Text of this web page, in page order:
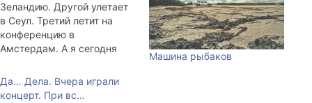
Зеландию. Другой улетает
в Сеул. Третий летит на
конференцию в
Амстердам. А я сегодня
салата за 5 рублей.
Машина рыбаков
Да… Дела. Вчера играли
концерт. При вс…